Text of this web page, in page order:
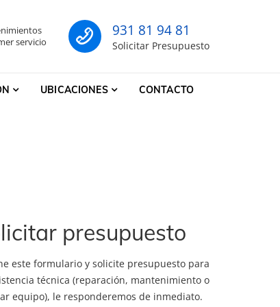
UBICACIONES CONTACTO
931 81 94 81
Solicitar Presupuesto
servicio
presupuesto
este formulario y solicite presupuesto para
técnica (reparación, mantenimiento o
equipo), le responderemos de inmediato.